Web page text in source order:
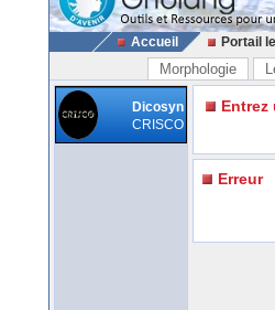
Accueil Portail
Morphologie
Dicosyn
CRISCO
Entrez
Erreur